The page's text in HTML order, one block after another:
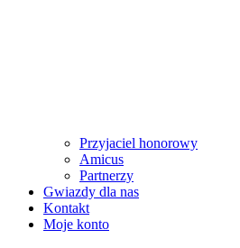
Przyjaciel honorowy
Amicus
Partnerzy
Gwiazdy dla nas
Kontakt
Moje konto